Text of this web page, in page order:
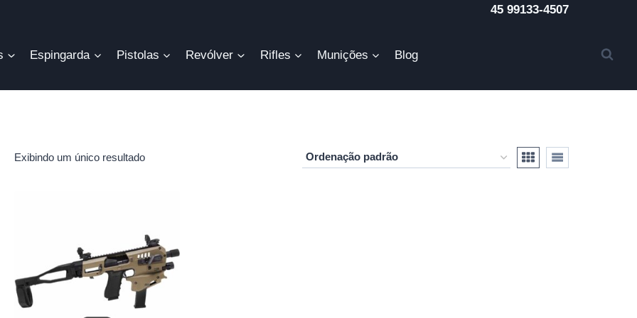
45 99133-4507
Espingarda Pistolas Revólver Rifles Munições Blog
Exibindo um único resultado